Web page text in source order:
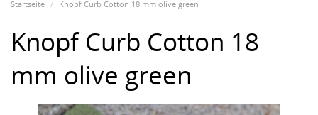
Startseite Knopf Curb Cotton 18 mm olive green
Knopf Curb Cotton 18
mm olive green